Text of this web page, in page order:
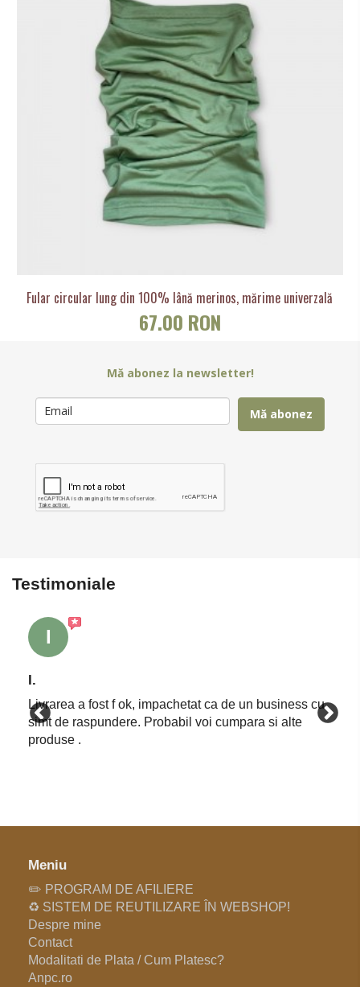
Fular circular lung din 100% lână merinos, mărime univerzală
67.00 RON
Mă abonez la newsletter!
Mă abonez
Testimoniale
I
I.
Livrarea a fost f ok, impachetat ca de un business cu
simt de raspundere. Probabil voi cumpara si alte
produse .
Meniu
✏️ PROGRAM DE AFILIERE
♻️ SISTEM DE REUTILIZARE ÎN WEBSHOP!
Despre mine
Contact
Modalitati de Plata / Cum Platesc?
Anpc.ro